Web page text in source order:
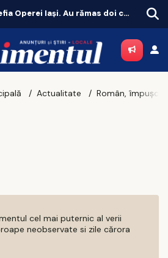
O nouă finală pentru șefia Operei Iași. Au rămas doi candidați
Actualitate
cel mai puternic al verii
neobservate si zile cărora